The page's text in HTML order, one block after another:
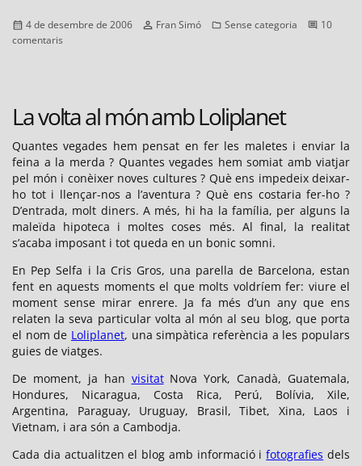
Publicat
el
4 de desembre de 2006 Autor
Fran Simó Categories
Sense categoria
10
comentaris
noticia
eres
la
democratización
de
la
fotografía”
La volta al món amb Loliplanet
Quantes vegades hem pensat en fer les maletes i enviar la
feina a la merda ? Quantes vegades hem somiat amb viatjar
pel món i conèixer noves cultures ? Què ens impedeix deixar-
ho tot i llençar-nos a l’aventura ? Què ens costaria fer-ho ?
D’entrada, molt diners. A més, hi ha la família, per alguns la
maleïda hipoteca i moltes coses més. Al final, la realitat
s’acaba imposant i tot queda en un bonic somni.
En Pep Selfa i la Cris Gros, una parella de Barcelona, estan
fent en aquests moments el que molts voldríem fer: viure el
moment sense mirar enrere. Ja fa més d’un any que ens
relaten la seva particular volta al món al seu blog, que porta
el nom de Loliplanet, una simpàtica referència a les populars
guies de viatges.
De moment, ja han visitatNova York, Canadà, Guatemala,
Hondures, Nicaragua, Costa Rica, Perú, Bolívia, Xile,
Argentina, Paraguay, Uruguay, Brasil, Tibet, Xina, Laos i
Vietnam, i ara són a Cambodja.
Cada dia actualitzen el blog amb informació ifotografies dels